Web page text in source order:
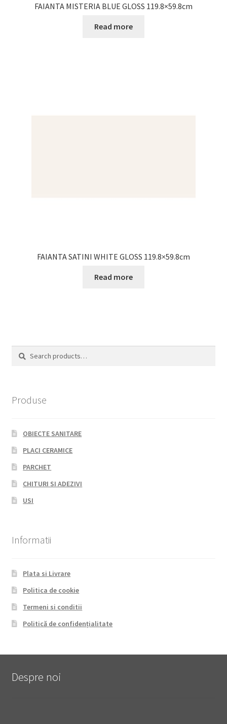
FAIANTA MISTERIA BLUE GLOSS 119.8×59.8cm
Read more
FAIANTA SATINI WHITE GLOSS 119.8×59.8cm
Read more
Search
Search
Produse
OBIECTE SANITARE
PLACI CERAMICE
PARCHET
CHITURI SI ADEZIVI
USI
Informatii
Plata si Livrare
Politica de cookie
Termeni si conditii
Politică de confidențialitate
Despre noi